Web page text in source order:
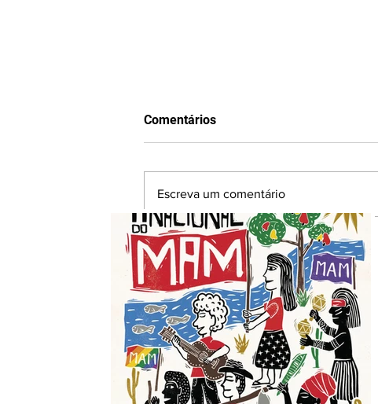
Movimento pela Soberania
Popular na Mineração (MAM)
realizará II Encontro Nacional
em Fortaleza-CE entre os
dias 24 e 28 de agosto
Comentários
Escreva um comentário